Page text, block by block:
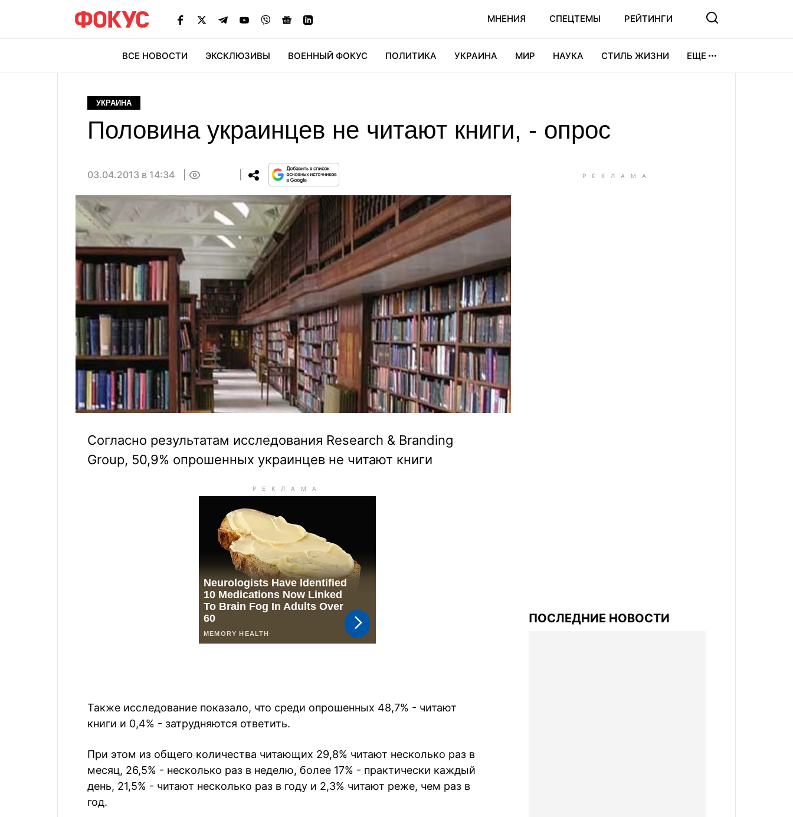
МНЕНИЯ СПЕЦТЕМЫ РЕЙТИНГИ
ВСЕ НОВОСТИ ЭКСКЛЮЗИВЫ ВОЕННЫЙ ФОКУС ПОЛИТИКА УКРАИНА МИР НАУКА СТИЛЬ ЖИЗНИ ЕЩЕ
УКРАИНА
Половина украинцев не читают книги, - опрос
03.04.2013 в 14:34
Согласно результатам исследования Research & Branding
Group, 50,9% опрошенных украинцев не читают книги
Также исследование показало, что среди опрошенных 48,7% - читают
книги и 0,4% - затрудняются ответить.
При этом из общего количества читающих 29,8% читают несколько раз в
месяц, 26,5% - несколько раз в неделю, более 17% - практически каждый
день, 21,5% - читают несколько раз в году и 2,3% читают реже, чем раз в
год.
ПОСЛЕДНИЕ НОВОСТИ